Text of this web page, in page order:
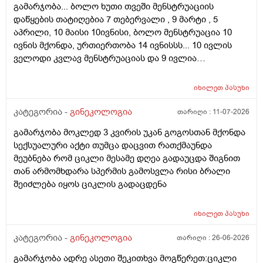
გამარჯობა... ბოლო ხუთი თვეში მენსტრუაციის
დაწყების თატიღებია 7 თებერვალი , 9 მარტი , 5
აპრილი, 10 მაისი 10ივნისი, ბოლო მენსტრუაცია 10
ივნის მქონდა, ურთიერთობა 14 ივნისსს... 10 ივლის
ველოდი კვლავ მენსტრუაციას და 9 ივლია
მენსტრუაცია 10 დღეა გადამიცდს,,, ორსულობას არ
თვე გავიდა... 9 ივლის რო დავორსულებოდი როგორ
ტკივილის ხან არა, შარდვის შემდეგ ტკივილი და
შებერილობის შეგრძმება...ჩემით ორციპოლი და
ნოშპაც დავლიეე.... რა უნდა ვქნა
იხილეთპასუხი
კატეგორია - გინეკოლოგია თარიღი : 11-07-2026
გამარჯობა მოკლედ 3 კვირის უკან გოგოსთან მქონდა
სექსუალური აქტი თუმცა დაცვით რათქმაუნდა
მეუბნება რომ ციკლი მესამე დღეა გადაუცდა შიგნით
თან არმომხდარა სპერმის გამოსვლა რისი ბრალი
შეიძლება იყოს ციკლის გადაცდენა
იხილეთპასუხი
კატეგორია - გინეკოლოგია თარიღი :26-06-2026
გამარჯობა ადრე ასეთი შეკითხვა მოგწერეთ:ციკლი